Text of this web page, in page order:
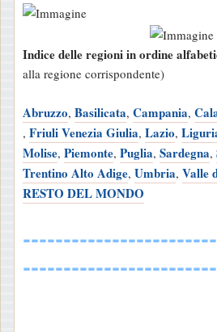
Indice delle regioni in ordine
alla regione corrispondente)
Abruzzo, Basilicata, Campania,
, Friuli Venezia Giulia, Lazio,
Molise, Piemonte, Puglia, Sardegna,
Trentino Alto Adige, Umbria, Valle
RESTO DEL MONDO